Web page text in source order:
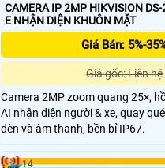
CAMERA IP 2MP HIKVISION
E NHẬN DIỆN KHUÔN MẶT
Giá Bán: 5%-
Giá gốc: Liên hệ
Camera 2MP zoom quang 25×,
AI nhận diện người & xe, quay
đèn và âm thanh, bền bỉ IP67.
14